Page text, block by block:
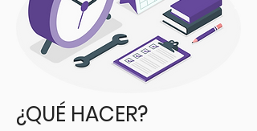
¿QUÉ HACER?